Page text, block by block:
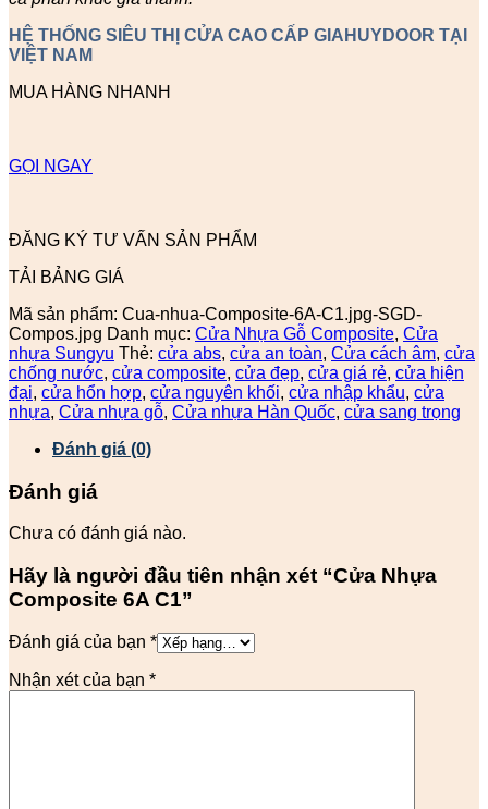
HỆ THỐNG SIÊU THỊ CỬA CAO CẤP GIAHUYDOOR TẠI
VIỆT NAM
MUA HÀNG NHANH
GỌI NGAY
ĐĂNG KÝ TƯ VẤN SẢN PHẨM
TẢI BẢNG GIÁ
Mã sản phẩm: Cua-nhua-Composite-6A-C1.jpg-SGD-
Compos.jpg Danh mục: Cửa Nhựa Gỗ Composite, Cửa
nhựa Sungyu Thẻ: cửa abs, cửa an toàn, Cửa cách âm, cửa
chống nước, cửa composite, cửa đẹp, cửa giá rẻ, cửa hiện
đại, cửa hổn hợp, cửa nguyên khối, cửa nhập khẩu, cửa
nhựa, Cửa nhựa gỗ, Cửa nhựa Hàn Quốc, cửa sang trọng
Đánh giá (0)
Đánh giá
Chưa có đánh giá nào.
Hãy là người đầu tiên nhận xét “Cửa Nhựa
Composite 6A C1”
Đánh giá của bạn *
Nhận xét của bạn *